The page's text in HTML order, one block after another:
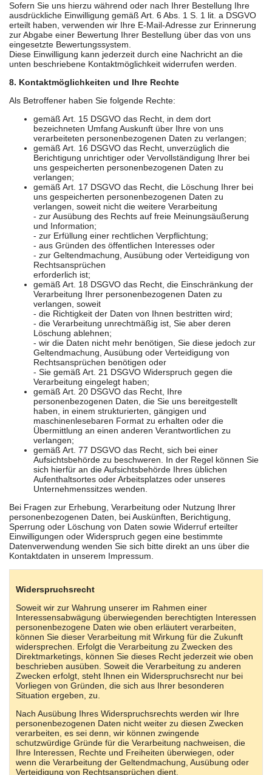
Sofern Sie uns hierzu während oder nach Ihrer Bestellung Ihre
ausdrückliche Einwilligung gemäß Art. 6 Abs. 1 S. 1 lit. a DSGVO
erteilt haben, verwenden wir Ihre E-Mail-Adresse zur Erinnerung
zur Abgabe einer Bewertung Ihrer Bestellung über das von uns
eingesetzte Bewertungssystem.
Diese Einwilligung kann jederzeit durch eine Nachricht an die
unten beschriebene Kontaktmöglichkeit widerrufen werden.
8. Kontaktmöglichkeiten und Ihre Rechte
Als Betroffener haben Sie folgende Rechte:
gemäß Art. 15 DSGVO das Recht, in dem dort
bezeichneten Umfang Auskunft über Ihre von uns
verarbeiteten personenbezogenen Daten zu verlangen;
gemäß Art. 16 DSGVO das Recht, unverzüglich die
Berichtigung unrichtiger oder Vervollständigung Ihrer bei
uns gespeicherten personenbezogenen Daten zu
verlangen;
gemäß Art. 17 DSGVO das Recht, die Löschung Ihrer bei
uns gespeicherten personenbezogenen Daten zu
verlangen, soweit nicht die weitere Verarbeitung
- zur Ausübung des Rechts auf freie Meinungsäußerung
und Information;
- zur Erfüllung einer rechtlichen Verpflichtung;
- aus Gründen des öffentlichen Interesses oder
- zur Geltendmachung, Ausübung oder Verteidigung von
Rechtsansprüchen
erforderlich ist;
gemäß Art. 18 DSGVO das Recht, die Einschränkung der
Verarbeitung Ihrer personenbezogenen Daten zu
verlangen, soweit
- die Richtigkeit der Daten von Ihnen bestritten wird;
- die Verarbeitung unrechtmäßig ist, Sie aber deren
Löschung ablehnen;
- wir die Daten nicht mehr benötigen, Sie diese jedoch zur
Geltendmachung, Ausübung oder Verteidigung von
Rechtsansprüchen benötigen oder
- Sie gemäß Art. 21 DSGVO Widerspruch gegen die
Verarbeitung eingelegt haben;
gemäß Art. 20 DSGVO das Recht, Ihre
personenbezogenen Daten, die Sie uns bereitgestellt
haben, in einem strukturierten, gängigen und
maschinenlesebaren Format zu erhalten oder die
Übermittlung an einen anderen Verantwortlichen zu
verlangen;
gemäß Art. 77 DSGVO das Recht, sich bei einer
Aufsichtsbehörde zu beschweren. In der Regel können Sie
sich hierfür an die Aufsichtsbehörde Ihres üblichen
Aufenthaltsortes oder Arbeitsplatzes oder unseres
Unternehmenssitzes wenden.
Bei Fragen zur Erhebung, Verarbeitung oder Nutzung Ihrer
personenbezogenen Daten, bei Auskünften, Berichtigung,
Sperrung oder Löschung von Daten sowie Widerruf erteilter
Einwilligungen oder Widerspruch gegen eine bestimmte
Datenverwendung wenden Sie sich bitte direkt an uns über die
Kontaktdaten in unserem Impressum.
Widerspruchsrecht
Soweit wir zur Wahrung unserer im Rahmen einer
Interessensabwägung überwiegenden berechtigten Interessen
personenbezogene Daten wie oben erläutert verarbeiten,
können Sie dieser Verarbeitung mit Wirkung für die Zukunft
widersprechen. Erfolgt die Verarbeitung zu Zwecken des
Direktmarketings, können Sie dieses Recht jederzeit wie oben
beschrieben ausüben. Soweit die Verarbeitung zu anderen
Zwecken erfolgt, steht Ihnen ein Widerspruchsrecht nur bei
Vorliegen von Gründen, die sich aus Ihrer besonderen
Situation ergeben, zu.
Nach Ausübung Ihres Widerspruchsrechts werden wir Ihre
personenbezogenen Daten nicht weiter zu diesen Zwecken
verarbeiten, es sei denn, wir können zwingende
schutzwürdige Gründe für die Verarbeitung nachweisen, die
Ihre Interessen, Rechte und Freiheiten überwiegen, oder
wenn die Verarbeitung der Geltendmachung, Ausübung oder
Verteidigung von Rechtsansprüchen dient.